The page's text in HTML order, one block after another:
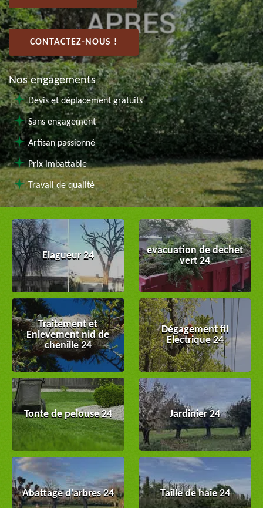
CONTACTEZ-NOUS !
Nos engagements
Devis et déplacement gratuits
Sans engagement
Artisan passionné
Prix imbattable
Travail de qualité
Elagueur 24
evacuation de dechet
vert 24
Traitement et
Enlevement nid de
chenille 24
Dégagement fil
Electrique 24
Tonte de pelouse 24 Jardinier 24
Abattage d'arbres 24 Taille de haie 24